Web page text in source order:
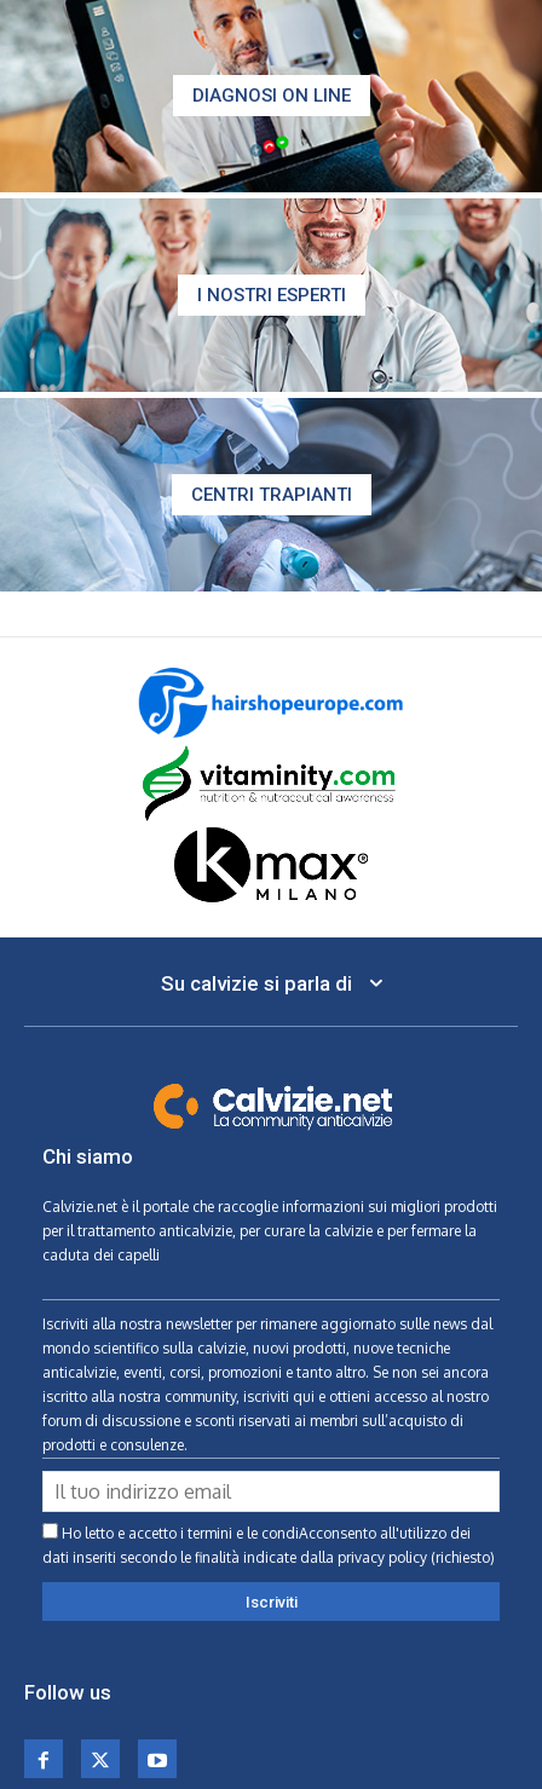
DIAGNOSI ON LINE
I NOSTRI ESPERTI
CENTRI TRAPIANTI
Su calvizie si parla di
Chi siamo
Calvizie.net è il portale che raccoglie informazioni sui migliori prodotti
per il trattamento anticalvizie, per curare la calvizie e per fermare la
caduta dei capelli
Iscriviti alla nostra newsletter per rimanere aggiornato sulle news dal
mondo scientifico sulla calvizie, nuovi prodotti, nuove tecniche
anticalvizie, eventi, corsi, promozioni e tanto altro. Se non sei ancora
iscritto alla nostra community, iscriviti qui e ottieni accesso al nostro
forum di discussione e sconti riservati ai membri sull’acquisto di
prodotti e consulenze.
Ho letto e accetto i termini e le condiAcconsento all'utilizzo dei
dati inseriti secondo le finalità indicate dalla privacy policy (richiesto)
Follow us